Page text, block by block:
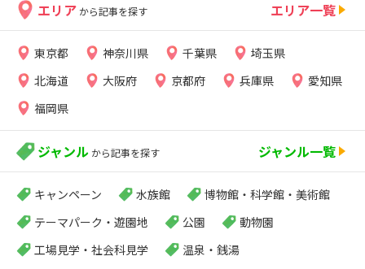
エリア から記事を探す エリア一覧
東京都 神奈川県 千葉県
埼玉県
北海道
大阪府 京都府 兵庫県
愛知県
福岡県
ジャンル から記事を探す ジャンル一覧
キャンペーン 水族館
博物館・科学館・美術館
テーマパーク・遊園地
公園
動物園
工場見学・社会科見学
温泉・銭湯